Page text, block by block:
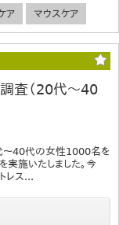
ア マウスケア
調査（20代～40
～40代の女性1000名を
実施いたしました。今
レス...